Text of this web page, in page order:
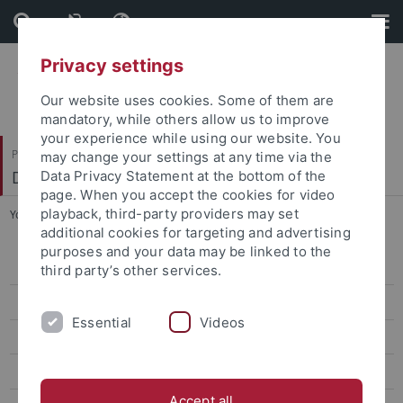
Skip
to
content
Skip
to
footer
Philosophische Fakultät
Deutsches Seminar
You are here: Startseite ... Tübinger Hans Mayer Lecture
Personen
Erasmus+
Privacy settings
Our website uses cookies. Some of them are
mandatory, while others allow us to improve
your experience while using our website. You
may change your settings at any time via the
Data Privacy Statement at the bottom of the
page. When you accept the cookies for video
playback, third-party providers may set
additional cookies for targeting and advertising
purposes and your data may be linked to the
third party’s other services.
Essential Videos